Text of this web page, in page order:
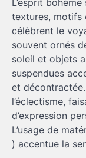
L’esprit
textures, motifs
célèbrent le
souvent ornés
soleil et objets
suspendues
et
l’éclectisme,
d’expression
L’usage de
) accentue la